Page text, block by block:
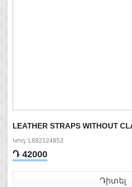
LEATHER STRAPS WITHOUT
Կոդ: L682124853
Դ 42000
Դիտել